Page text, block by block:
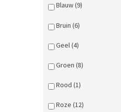
Blauw (9)
Bruin (6)
Geel (4)
Groen (8)
Rood (1)
Roze (12)